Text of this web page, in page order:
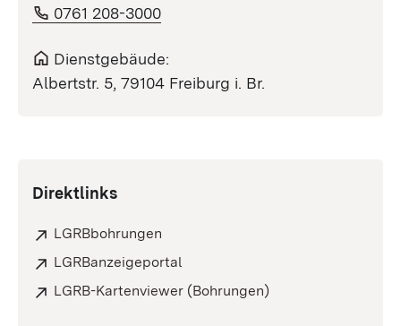
0761 208-3000
Dienstgebäude:
Albertstr. 5, 79104 Freiburg i. Br.
Direktlinks
LGRBbohrungen
LGRBanzeigeportal
LGRB-Kartenviewer (Bohrungen)